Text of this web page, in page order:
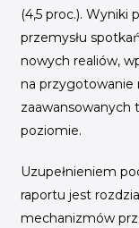
(4,5 proc.). Wyniki
przemysłu
nowych realiów,
na przygotowanie
zaawansowanych
poziomie.
Uzupełnieniem
raportu jest
mechanizmów